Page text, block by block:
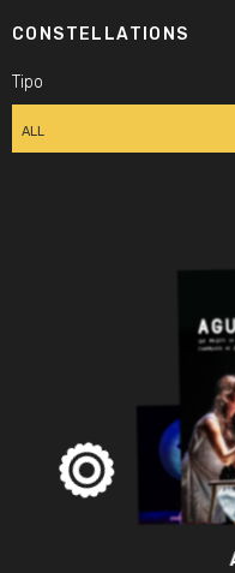
CONSTELLATIONS
Tipo
ALL